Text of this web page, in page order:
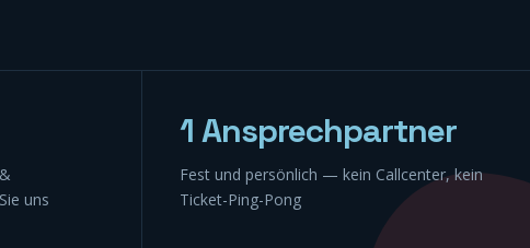
uns
1 Ansprechpartner
Fest und persönlich — kein Callcenter, kein
Ticket-Ping-Pong